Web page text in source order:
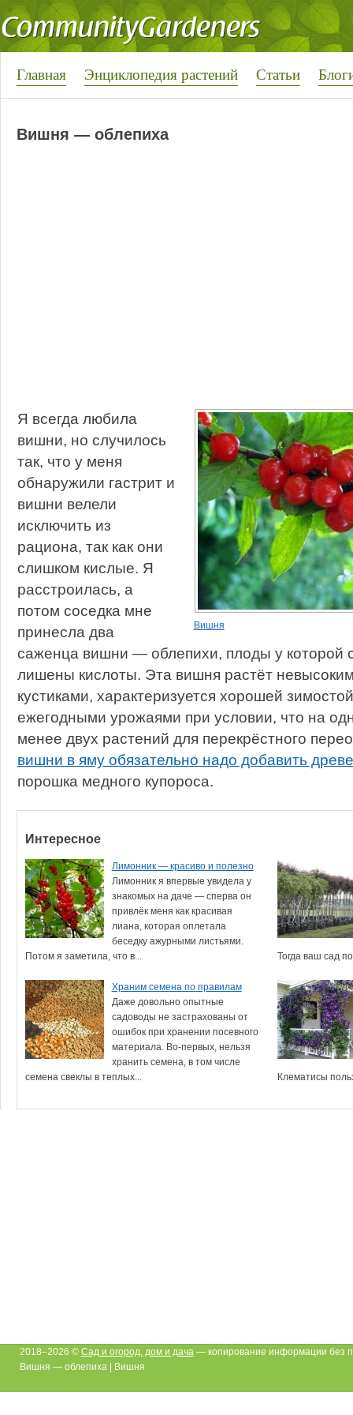
Главная Энциклопедия растений Статьи
Вишня — облепиха
Вишня
Я всегда любила
вишни, но случилось
так, что у меня
обнаружили гастрит и
вишни велели
исключить из
рациона, так как они
слишком кислые. Я
расстроилась, а
потом соседка мне
принесла два
саженца вишни — облепихи, плоды у которой
лишены кислоты. Эта вишня растёт
кустиками, характеризуется хорошей
ежегодными урожаями при условии, что на
менее двух растений для перекрёстного
вишни в яму обязательно надо добавить
порошка медного купороса.
Интересное
Лимонник — красиво и полезно
Лимонник я впервые увидела у
знакомых на даче — сперва он
привлёк меня как красивая
лиана, которая оплетала
беседку ажурными листьями.
Потом я заметила, что в...
Тогда ваш сад
Храним семена по правилам
Даже довольно опытные
садоводы не застрахованы от
ошибок при хранении посевного
материала. Во-первых, нельзя
хранить семена, в том числе
семена свеклы в теплых...
Клематисы
2018–2026 © Сад и огород, дом и дача— копирование информации без
Вишня — облепиха | Вишня